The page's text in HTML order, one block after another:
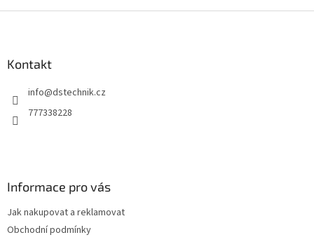
Kontakt
info@dstechnik.cz
777338228
Informace pro vás
Jak nakupovat a reklamovat
Obchodní podmínky